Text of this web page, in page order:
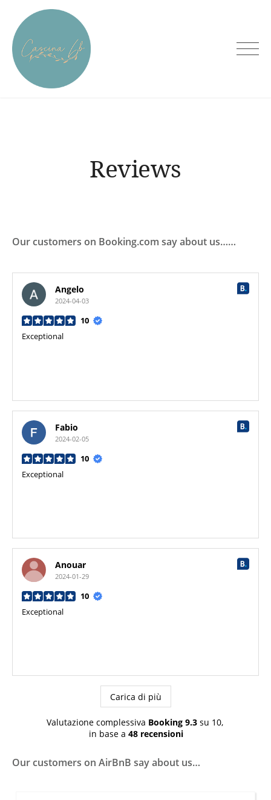
content
Reviews
Our customers on Booking.com say about us……
Angelo
2024-04-03
10
Exceptional
Fabio
2024-02-05
10
Exceptional
Anouar
2024-01-29
10
Exceptional
Carica di più
Valutazione complessiva Booking 9.3 su 10,
in base a 48 recensioni
Our customers on AirBnB say about us…